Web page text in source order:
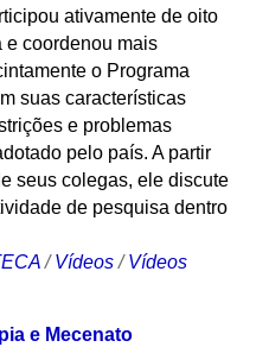
ativamente de oito
e coordenou mais
o Programa
suas características
e problemas
pelo país. A partir
seus colegas, ele discute
de pesquisa dentro
/Vídeos /Vídeos
e Mecenato